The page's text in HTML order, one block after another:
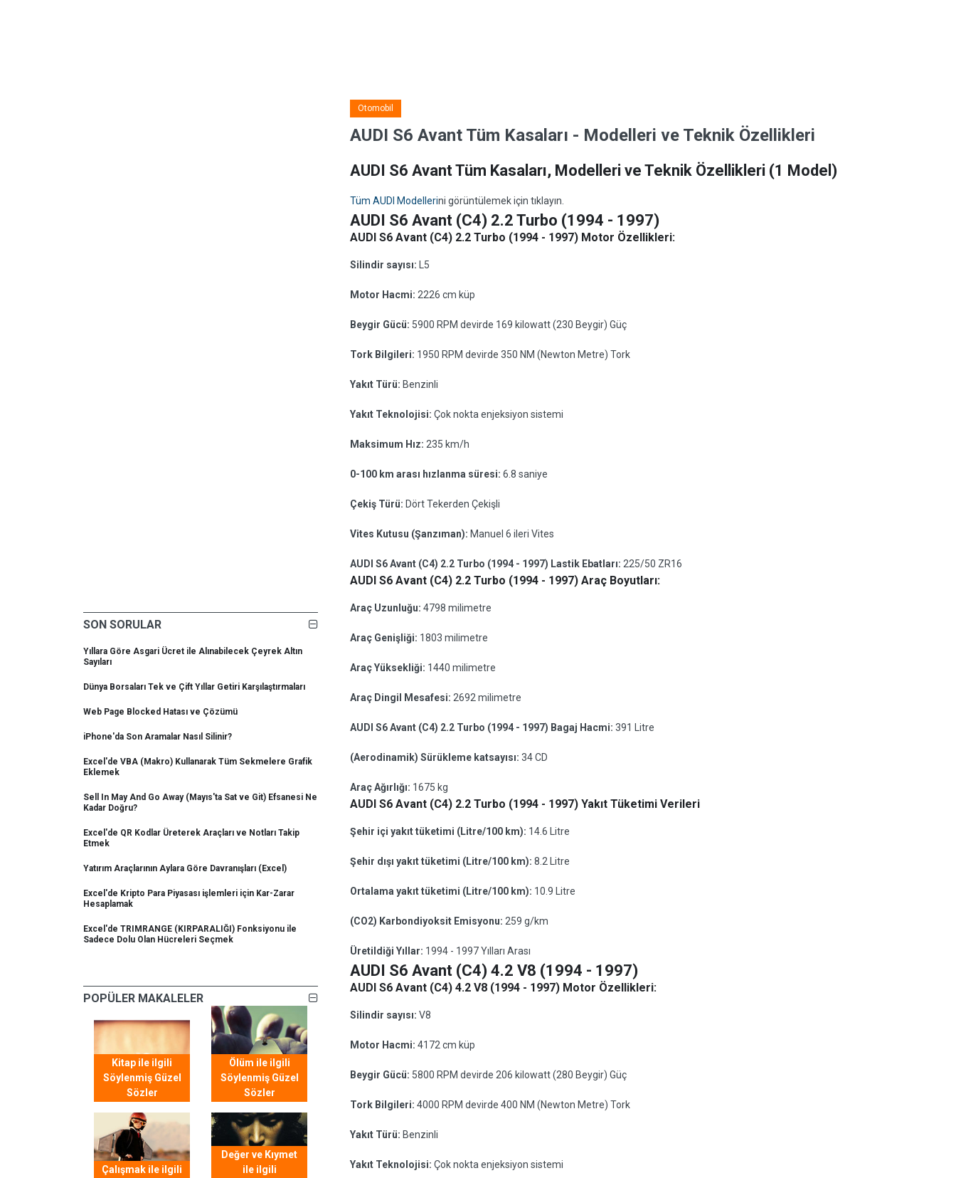
SON SORULAR
Yıllara Göre Asgari Ücret ile Alınabilecek Çeyrek Altın
Sayıları
Dünya Borsaları Tek ve Çift Yıllar Getiri Karşılaştırmaları
Web Page Blocked Hatası ve Çözümü
iPhone'da Son Aramalar Nasıl Silinir?
Excel'de VBA (Makro) Kullanarak Tüm Sekmelere Grafik
Eklemek
Sell In May And Go Away (Mayıs'ta Sat ve Git) Efsanesi Ne
Kadar Doğru?
Excel'de QR Kodlar Üreterek Araçları ve Notları Takip
Etmek
Yatırım Araçlarının Aylara Göre Davranışları (Excel)
Excel'de Kripto Para Piyasası işlemleri için Kar-Zarar
Hesaplamak
Excel'de TRIMRANGE (KIRPARALIĞI) Fonksiyonu ile
Sadece Dolu Olan Hücreleri Seçmek
POPÜLER MAKALELER
Kitap ile ilgili
Söylenmiş Güzel
Sözler
Ölüm ile ilgili
Söylenmiş Güzel
Sözler
Çalışmak ile ilgili
Değer ve Kıymet
ile ilgili
Otomobil
AUDI S6 Avant Tüm Kasaları - Modelleri ve Teknik Özellikleri
AUDI S6 Avant Tüm Kasaları, Modelleri ve Teknik Özellikleri (1 Model)
Tüm AUDI Modellerini görüntülemek için tıklayın.
AUDI S6 Avant (C4) 2.2 Turbo (1994 - 1997)
AUDI S6 Avant (C4) 2.2 Turbo (1994 - 1997) Motor Özellikleri:
Silindir sayısı: L5
Motor Hacmi: 2226 cm küp
Beygir Gücü: 5900 RPM devirde 169 kilowatt (230 Beygir) Güç
Tork Bilgileri: 1950 RPM devirde 350 NM (Newton Metre) Tork
Yakıt Türü: Benzinli
Yakıt Teknolojisi: Çok nokta enjeksiyon sistemi
Maksimum Hız: 235 km/h
0-100 km arası hızlanma süresi: 6.8 saniye
Çekiş Türü: Dört Tekerden Çekişli
Vites Kutusu (Şanzıman): Manuel 6 ileri Vites
AUDI S6 Avant (C4) 2.2 Turbo (1994 - 1997) Lastik Ebatları: 225/50 ZR16
AUDI S6 Avant (C4) 2.2 Turbo (1994 - 1997) Araç Boyutları:
Araç Uzunluğu: 4798 milimetre
Araç Genişliği: 1803 milimetre
Araç Yüksekliği: 1440 milimetre
Araç Dingil Mesafesi: 2692 milimetre
AUDI S6 Avant (C4) 2.2 Turbo (1994 - 1997) Bagaj Hacmi: 391 Litre
(Aerodinamik) Sürükleme katsayısı: 34 CD
Araç Ağırlığı: 1675 kg
AUDI S6 Avant (C4) 2.2 Turbo (1994 - 1997) Yakıt Tüketimi Verileri
Şehir içi yakıt tüketimi (Litre/100 km): 14.6 Litre
Şehir dışı yakıt tüketimi (Litre/100 km): 8.2 Litre
Ortalama yakıt tüketimi (Litre/100 km): 10.9 Litre
(CO2) Karbondiyoksit Emisyonu: 259 g/km
Üretildiği Yıllar: 1994 - 1997 Yılları Arası
AUDI S6 Avant (C4) 4.2 V8 (1994 - 1997)
AUDI S6 Avant (C4) 4.2 V8 (1994 - 1997) Motor Özellikleri:
Silindir sayısı: V8
Motor Hacmi: 4172 cm küp
Beygir Gücü: 5800 RPM devirde 206 kilowatt (280 Beygir) Güç
Tork Bilgileri: 4000 RPM devirde 400 NM (Newton Metre) Tork
Yakıt Türü: Benzinli
Yakıt Teknolojisi: Çok nokta enjeksiyon sistemi